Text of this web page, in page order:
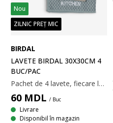
Nou
ZILNIC PREȚ MIC
BIRDAL
LAVETE BIRDAL 30X30CM 4
BUC/PAC
Pachet de 4 lavete, fiecare lavetă fiind brodată pentru a indica dacă este destinată pentru praf, baie, geamuri sau bucătărie. Setul include lavete cu texturi diferite, fiecare fiind potrivită pentru scopul propus. Lavetele sunt lavabile la mașina de spălat. l30 x L30 cm
60 MDL / Buc
Livrare
Disponibil în magazin